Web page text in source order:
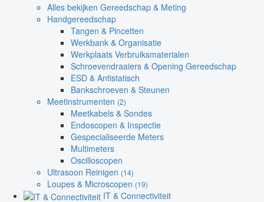
Alles bekijken Gereedschap & Meting
Handgereedschap
Tangen & Pincetten
Werkbank & Organisatie
Werkplaats Verbruiksmaterialen
Schroevendraaiers & Opening Gereedschap
ESD & Antistatisch
Bankschroeven & Steunen
Meetinstrumenten (2)
Meetkabels & Sondes
Endoscopen & Inspectie
Gespecialiseerde Meters
Multimeters
Oscilloscopen
Ultrasoon Reinigen (14)
Loupes & Microscopen (19)
IT & Connectiviteit